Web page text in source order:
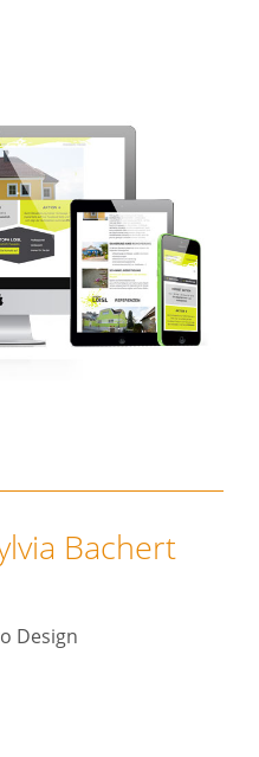
Bachert
Design